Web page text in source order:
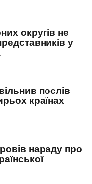
округів не
у
послів
країнах
нараду про